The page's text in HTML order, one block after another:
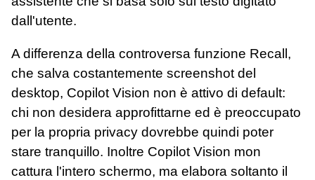
dall'utente.
A differenza della controversa funzione Recall,
che salva costantemente screenshot del
desktop, Copilot Vision non è attivo di default:
chi non desidera approfittarne ed è preoccupato
per la propria privacy dovrebbe quindi poter
stare tranquillo. Inoltre Copilot Vision mon
cattura l'intero schermo, ma elabora soltanto il